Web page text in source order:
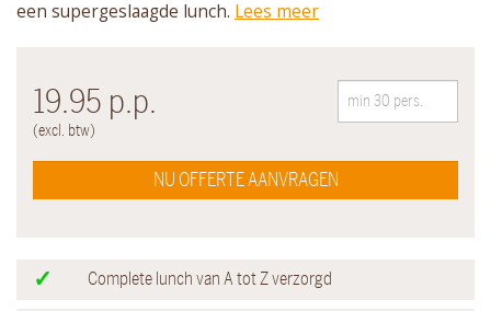
een supergeslaagde lunch. Lees meer
19.95 p.p.
(excl. btw)
Complete lunch van A tot Z verzorgd